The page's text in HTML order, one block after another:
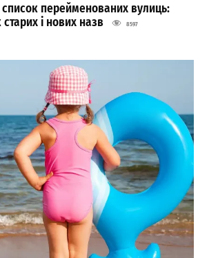
перейменованих вулиць:
і нових назв
8597